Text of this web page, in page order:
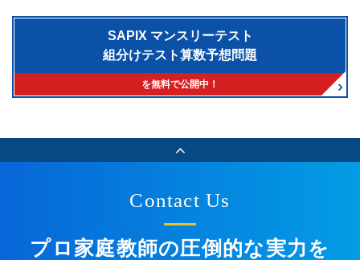
SAPIX マンスリーテスト
組分けテスト算数予想問題
を無料で公開中！
Contact Us
プロ家庭教師の圧倒的な実力を